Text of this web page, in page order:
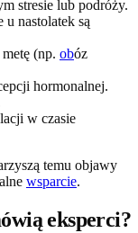
stresie lub podróży.
nastolatek są
(np. obóz
hormonalnej.
w czasie
temu objawy
wsparcie.
eksperci?